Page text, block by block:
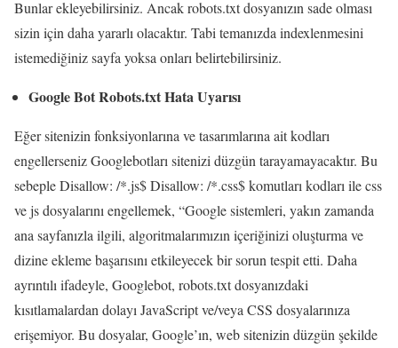
Bunlar ekleyebilirsiniz. Ancak robots.txt dosyanızın sade olması
sizin için daha yararlı olacaktır. Tabi temanızda indexlenmesini
istemediğiniz sayfa yoksa onları belirtebilirsiniz.
Google Bot Robots.txt Hata Uyarısı
Eğer sitenizin fonksiyonlarına ve tasarımlarına ait kodları
engellerseniz Googlebotları sitenizi düzgün tarayamayacaktır. Bu
sebeple Disallow: /*.js$ Disallow: /*.css$ komutları kodları ile css
ve js dosyalarını engellemek, “Google sistemleri, yakın zamanda
ana sayfanızla ilgili, algoritmalarımızın içeriğinizi oluşturma ve
dizine ekleme başarısını etkileyecek bir sorun tespit etti. Daha
ayrıntılı ifadeyle, Googlebot, robots.txt dosyanızdaki
kısıtlamalardan dolayı JavaScript ve/veya CSS dosyalarınıza
erişemiyor. Bu dosyalar, Google’ın, web sitenizin düzgün şekilde